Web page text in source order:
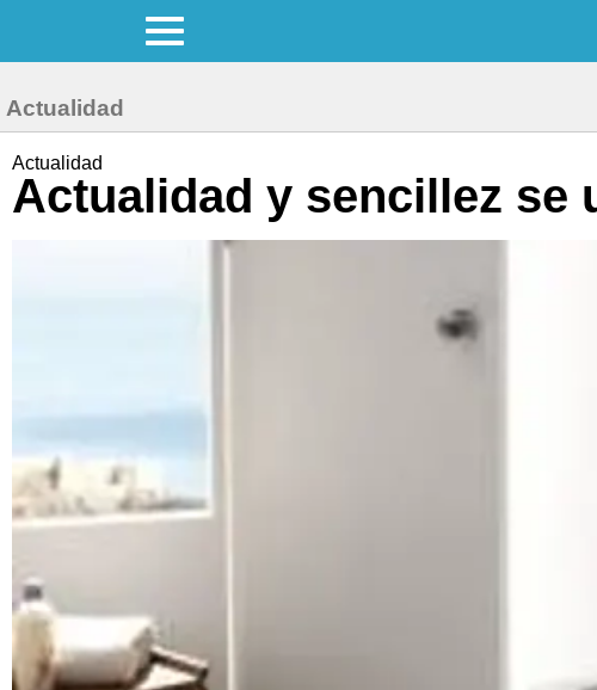
Actualidad
Actualidad
Actualidad y sencillez se